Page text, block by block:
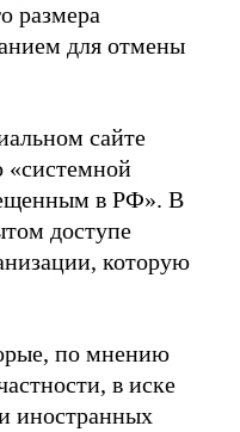
размера
для отмены
сайте
«системной
в РФ». В
доступе
которую
по мнению
в иске
иностранных